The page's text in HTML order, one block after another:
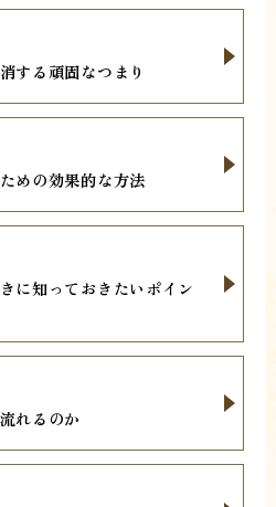
する頑固なつまり
めの効果的な方法
に知っておきたいポイン
れるのか